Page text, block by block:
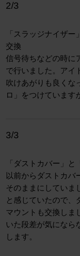
2/3
「スラッジナイザ
交換
信号待ちなどの時に
で行いました。アイ
吹けあがりも良くな
ロ」をつけています
3/3
「ダストカバー」
以前からダストカバ
そのままにしていま
と感じていたので、
マウントも交換しま
いた段差が気になら
します。